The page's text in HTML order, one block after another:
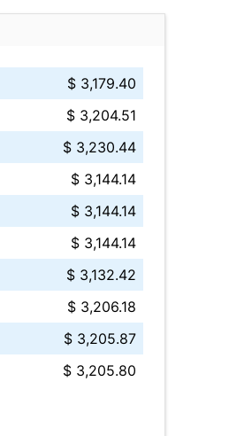
$ 3,179.40
$ 3,204.51
$ 3,230.44
$ 3,144.14
$ 3,144.14
$ 3,144.14
$ 3,132.42
$ 3,206.18
$ 3,205.87
$ 3,205.80